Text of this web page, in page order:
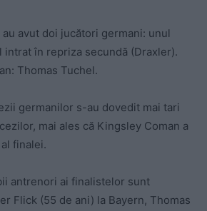
au avut doi jucători germani: unul
intrat în repriza secundă (Draxler).
Thomas Tuchel.
germanilor s-au dovedit mai tari
mai ales că Kingsley Coman a
finalei.
antrenori ai finalistelor sunt
Flick (55 de ani) la Bayern, Thomas